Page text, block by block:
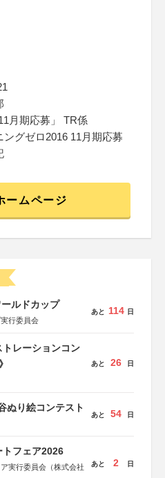
月期応募」 TR係
グゼロ2016 11月期応募
ームページ
ルドカップ
行委員会
あと 114 日
レーションコン
あと 26 日
ぬり絵コンテスト
あと 54 日
トフェア2026
実行委員会（株式会社
あと 2 日